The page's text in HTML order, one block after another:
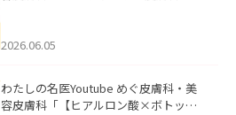
2026.06.05
わたしの名医Youtube めぐ皮膚科・美
容皮膚科「【ヒアルロン酸×ボトック